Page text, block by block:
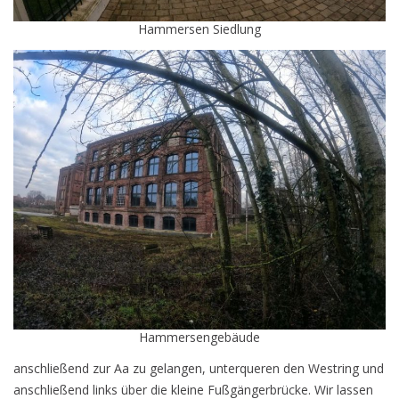
Hammersen Siedlung
Hammersengebäude
anschließend zur Aa zu gelangen, unterqueren den Westring und
anschließend links über die kleine Fußgängerbrücke. Wir lassen